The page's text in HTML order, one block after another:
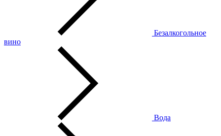
Безалкогольное
вино
Вода